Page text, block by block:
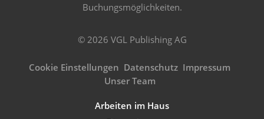
Buchungsmöglichkeiten.
© 2026 VGL Publishing AG
Cookie Einstellungen Datenschutz Impressum
Unser Team
Arbeiten im Haus